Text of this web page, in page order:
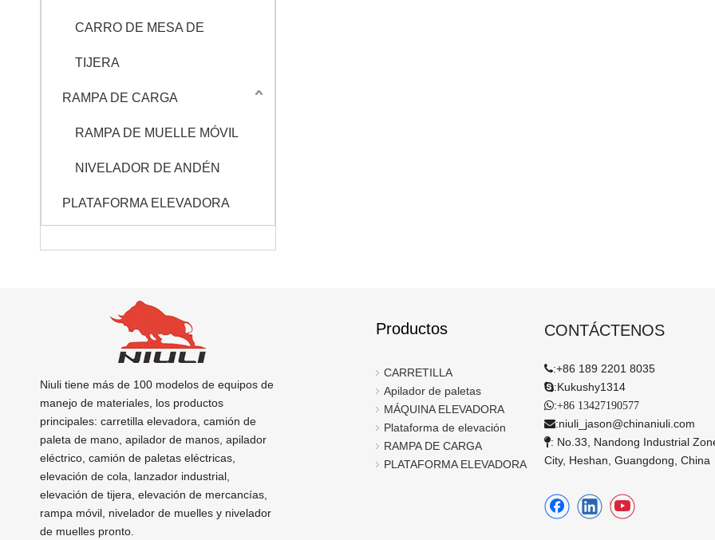
CARRO DE MESA DE
TIJERA
RAMPA DE CARGA
RAMPA DE MUELLE MÓVIL
NIVELADOR DE ANDÉN
PLATAFORMA ELEVADORA
Niuli tiene más de 100 modelos de equipos de
manejo de materiales, los productos
principales: carretilla elevadora, camión de
paleta de mano, apilador de manos, apilador
eléctrico, camión de paletas eléctricas,
elevación de cola, lanzador industrial,
elevación de tijera, elevación de mercancías,
rampa móvil, nivelador de muelles y nivelador
de muelles pronto.
Productos
CARRETILLA
Apilador de paletas
MÁQUINA ELEVADORA
Plataforma de elevación
RAMPA DE CARGA
PLATAFORMA ELEVADORA
CONTÁCTENOS
:+86 189 2201 8035
:Kukushy1314
:+86 13427190577
:niuli_jason@chinaniuli.com
: No.33, Nandong Industrial
City, Heshan, Guangdong, China